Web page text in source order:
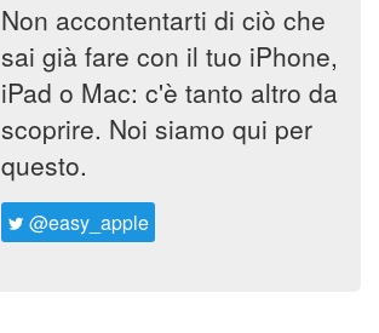
Non accontentarti di ciò che
sai già fare con il tuo iPhone,
iPad o Mac: c'è tanto altro da
scoprire. Noi siamo qui per
questo.
@easy_apple